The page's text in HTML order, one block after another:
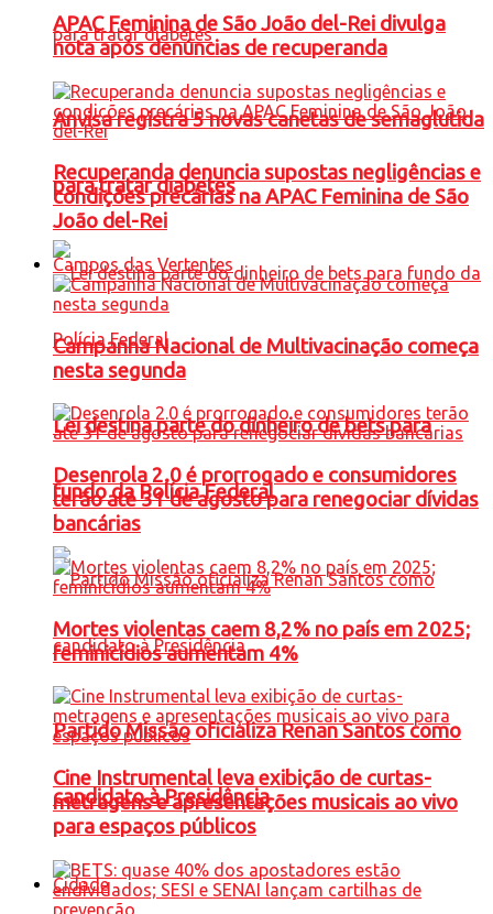
Anvisa registra 5 novas canetas de semaglutida
para tratar diabetes
Lei destina parte do dinheiro de bets para
fundo da Polícia Federal
Partido Missão oficializa Renan Santos como
candidato à Presidência
Cidade
APAC Feminina de São João del-Rei divulga
nota após denúncias de recuperanda
Recuperanda denuncia supostas negligências e
condições precárias na APAC Feminina de São
João del-Rei
Campos das Vertentes
Campanha Nacional de Multivacinação começa
nesta segunda
Desenrola 2.0 é prorrogado e consumidores
terão até 31 de agosto para renegociar dívidas
bancárias
Mortes violentas caem 8,2% no país em 2025;
feminicídios aumentam 4%
Cine Instrumental leva exibição de curtas-
metragens e apresentações musicais ao vivo
para espaços públicos